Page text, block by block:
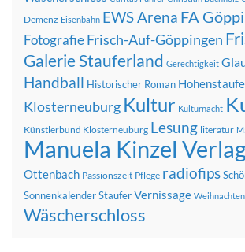
Demenz Eisenbahn EWS Arena FA
FotografieFrisch-Auf-Göppingen
Galerie Stauferland Gerechtigkeit
Handball Historischer Roman
Klosterneuburg Kultur Kulturnacht
Künstlerbund Klosterneuburg Lesung literatur
Manuela Kinzel
Ottenbach Passionszeit Pflege radiofips
SonnenkalenderStauferVernissage Weihnachten
Wäscherschloss